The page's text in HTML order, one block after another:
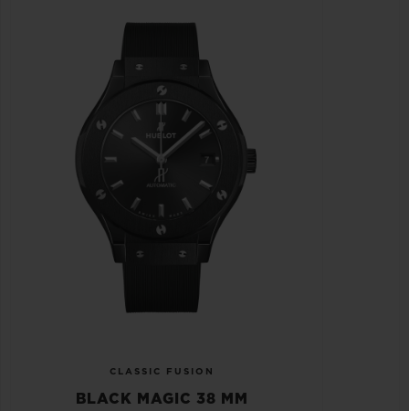
CLASSIC FUSION
BLACK MAGIC 38 MM